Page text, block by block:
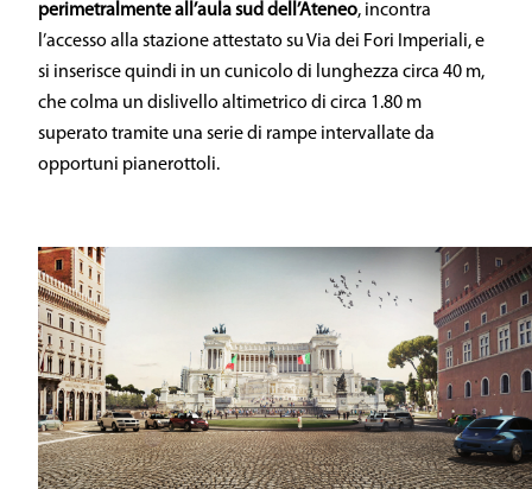
perimetralmente all’aula sud dell’Ateneo, incontra
l’accesso alla stazione attestato su Via dei Fori Imperiali, e
si inserisce quindi in un cunicolo di lunghezza circa 40 m,
che colma un dislivello altimetrico di circa 1.80 m
superato tramite una serie di rampe intervallate da
opportuni pianerottoli.